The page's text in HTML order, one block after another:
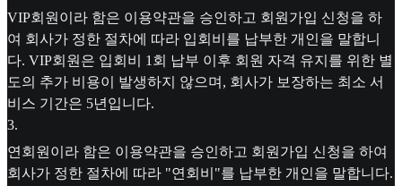
VIP회원이라 함은 이용약관을 승인하고 회원가입 신청을 하
여 회사가 정한 절차에 따라 입회비를 납부한 개인을 말합니
다. VIP회원은 입회비 1회 납부 이후 회원 자격 유지를 위한 별
도의 추가 비용이 발생하지 않으며, 회사가 보장하는 최소 서
비스 기간은 5년입니다.
3.
연회원이라 함은 이용약관을 승인하고 회원가입 신청을 하여
회사가 정한 절차에 따라 "연회비"를 납부한 개인을 말합니다.